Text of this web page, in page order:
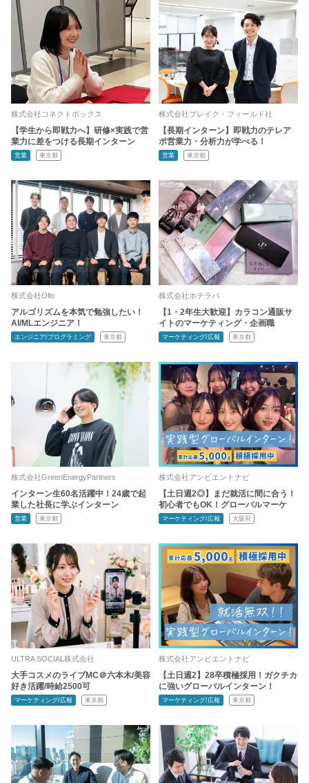
株式会社コネクトボックス
【学生から即戦力へ】研修×実践で営
業力に差をつける長期インターン
営業 東京都
株式会社ブレイク・フィールド社
【長期インターン】即戦力のテレア
ポ営業力・分析力が学べる！
営業 東京都
株式会社Ollo
アルゴリズムを本気で勉強したい！
AI/MLエンジニア！
エンジニア/プログラミング 東京都
株式会社ホテラバ
【1・2年生大歓迎】カラコン通販サ
イトのマーケティング・企画職
マーケティング/広報 東京都
株式会社GreenEnergyPartners
インターン生60名活躍中！24歳で起
業した社長に学ぶインターン
営業 東京都
株式会社アンビエントナビ
【土日週2◎】まだ就活に間に合う！
初心者でもOK！グローバルマーケ
マーケティング/広報 大阪府
ULTRA SOCIAL株式会社
大手コスメのライブMC＠六本木/美容
好き活躍/時給2500可
マーケティング/広報 東京都
株式会社アンビエントナビ
【土日週2】28卒積極採用！ガクチカ
に強いグローバルインターン！
マーケティング/広報 東京都